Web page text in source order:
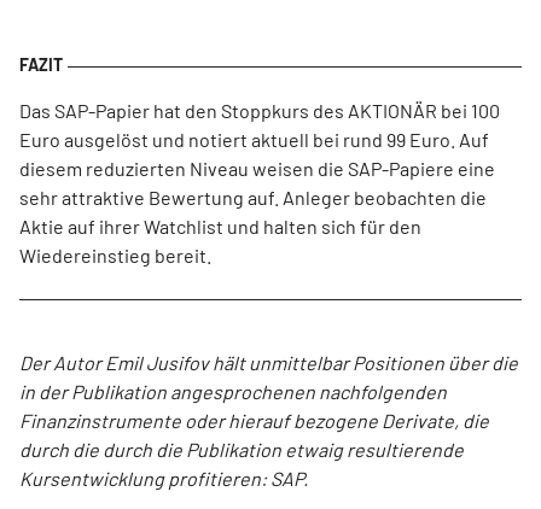
Das SAP-Papier hat den Stoppkurs des AKTIONÄR bei 100
Euro ausgelöst und notiert aktuell bei rund 99 Euro. Auf
diesem reduzierten Niveau weisen die SAP-Papiere eine
sehr attraktive Bewertung auf. Anleger beobachten die
Aktie auf ihrer Watchlist und halten sich für den
Wiedereinstieg bereit.
Der Autor Emil Jusifov hält unmittelbar Positionen über die
in der Publikation angesprochenen nachfolgenden
Finanzinstrumente oder hierauf bezogene Derivate, die
durch die durch die Publikation etwaig resultierende
Kursentwicklung profitieren: SAP.